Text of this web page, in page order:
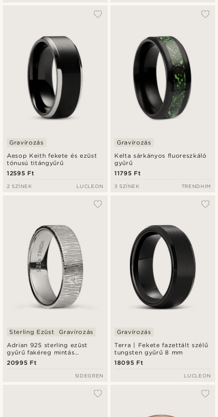
Aesop Keith fekete és ezüst
tónusú titángyűrű
Gravírozás
12595 Ft
2 SZÍNEK LUCLEON
Kelta sárkányos fluoreszkáló
gyűrű
Gravírozás
11795 Ft
3 SZÍNEK TRENDHIM
Adrian 925 sterling ezüst
gyűrű fakéreg mintás
felülettel
Sterling Ezüst Gravírozás
20995 Ft
SIDEGREN
Terra | Fekete fazettált szélű
tungsten gyűrű 8 mm
Gravírozás
18095 Ft
LUCLEON